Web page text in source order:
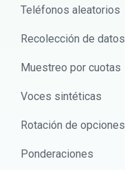
Teléfonos aleatorios
Recolección de datos
Muestreo por cuotas
Voces sintéticas
Rotación de opciones
Ponderaciones